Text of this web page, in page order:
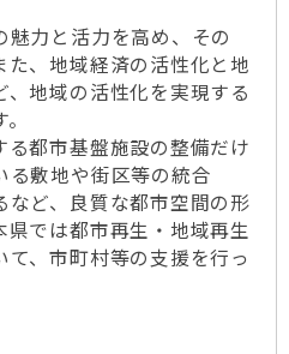
力と活力を高め、その
、地域経済の活性化と地
地域の活性化を実現する
都市基盤施設の整備だけ
る敷地や街区等の統合
ど、良質な都市空間の形
では都市再生・地域再生
、市町村等の支援を行っ